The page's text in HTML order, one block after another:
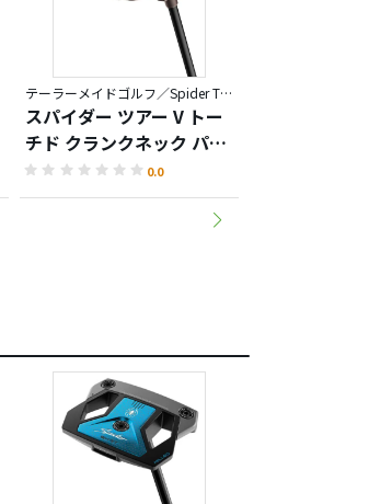
テーラーメイドゴルフ／Spider TOUR TORCHED
スパイダー ツアー V トー
チド クランクネック パタ
ー
0.0